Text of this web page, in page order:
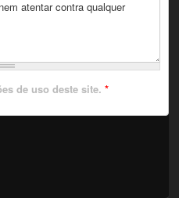
de uso deste site.*